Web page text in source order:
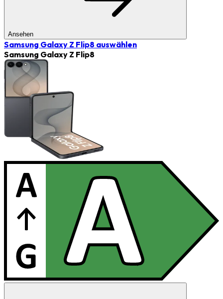
Ansehen
Samsung Galaxy Z Flip8 auswählen
Samsung Galaxy Z Flip8